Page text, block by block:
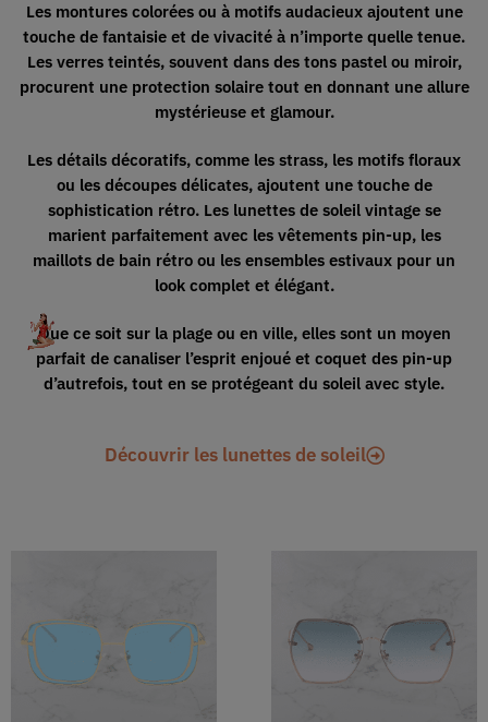
Les montures colorées ou à motifs audacieux ajoutent une
touche de fantaisie et de vivacité à n’importe quelle tenue.
Les verres teintés, souvent dans des tons pastel ou miroir,
procurent une protection solaire tout en donnant une allure
mystérieuse et glamour.
Les détails décoratifs, comme les strass, les motifs floraux
ou les découpes délicates, ajoutent une touche de
sophistication rétro. Les lunettes de soleil vintage se
marient parfaitement avec les vêtements pin-up, les
maillots de bain rétro ou les ensembles estivaux pour un
look complet et élégant.
Que ce soit sur la plage ou en ville, elles sont un moyen
parfait de canaliser l’esprit enjoué et coquet des pin-up
d’autrefois, tout en se protégeant du soleil avec style.
Découvrir les lunettes de soleil